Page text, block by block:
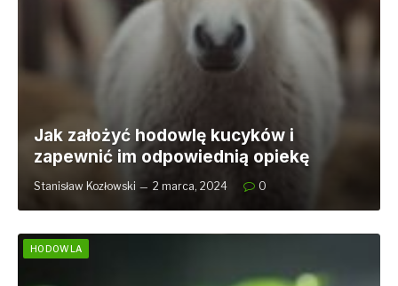
Jak założyć hodowlę kucyków i
zapewnić im odpowiednią opiekę
Stanisław Kozłowski 2 marca, 2024 0
HODOWLA